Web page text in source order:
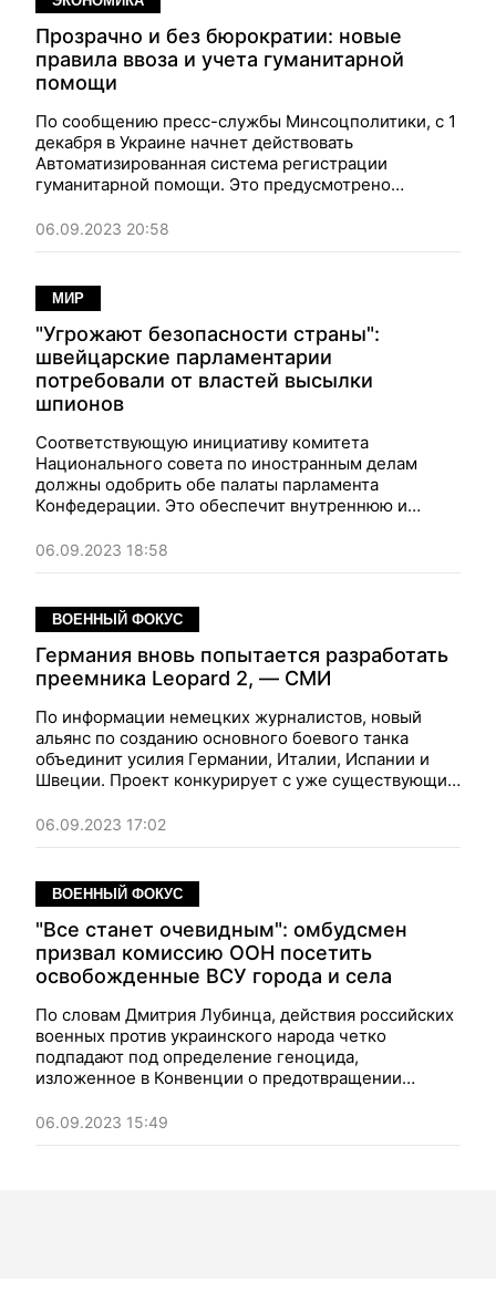
Прозрачно и без бюрократии: новые
правила ввоза и учета гуманитарной
помощи
По сообщению пресс-службы Минсоцполитики, с 1
декабря в Украине начнет действовать
Автоматизированная система регистрации
гуманитарной помощи. Это предусмотрено
06.09.2023 20:58
МИР
"Угрожают безопасности страны":
швейцарские парламентарии
потребовали от властей высылки
шпионов
Соответствующую инициативу комитета
Национального совета по иностранным делам
должны одобрить обе палаты парламента
Конфедерации. Это обеспечит внутреннюю и
репутацию, пишут СМИ.
06.09.2023 18:58
ВОЕННЫЙ ФОКУС
Германия вновь попытается разработать
преемника Leopard 2, — СМИ
По информации немецких журналистов, новый
альянс по созданию основного боевого танка
объединит усилия Германии, Италии, Испании и
Швеции. Проект конкурирует с уже существующим
06.09.2023 17:02
ВОЕННЫЙ ФОКУС
"Все станет очевидным": омбудсмен
призвал комиссию ООН посетить
освобожденные ВСУ города и села
По словам Дмитрия Лубинца, действия российских
военных против украинского народа четко
подпадают под определение геноцида,
изложенное в Конвенции о предотвращении
06.09.2023 15:49